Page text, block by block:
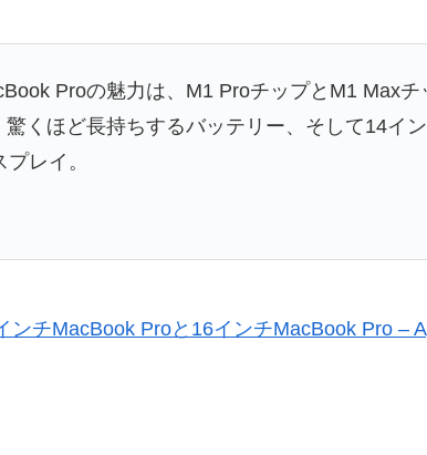
Proの魅力は、M1 ProチップとM1 Max
驚くほど長持ちするバッテリー、そして14イ
レイ。
ンチMacBook Proと16インチMacBook Pro –